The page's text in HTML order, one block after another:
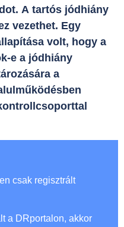
A tartós jódhiány
vezethet. Egy
volt, hogy a
e a jódhiány
a
csak regisztrált
a DRportalon, akkor